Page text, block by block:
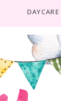
DAYCARE